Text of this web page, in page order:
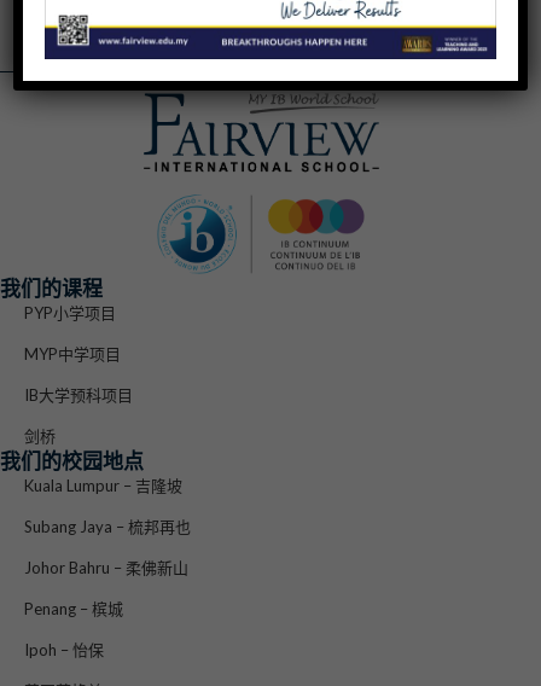
我们的课程
PYP小学项目
MYP中学项目
IB大学预科项目
剑桥
我们的校园地点
Kuala Lumpur – 吉隆坡
Subang Jaya – 梳邦再也
Johor Bahru – 柔佛新山
Penang – 槟城
Ipoh – 怡保